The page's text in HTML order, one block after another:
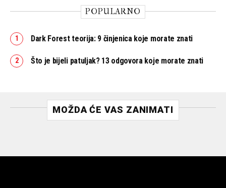
POPULARNO
Dark Forest teorija: 9 činjenica koje morate znati
Što je bijeli patuljak? 13 odgovora koje morate znati
MOŽDA ĆE VAS ZANIMATI